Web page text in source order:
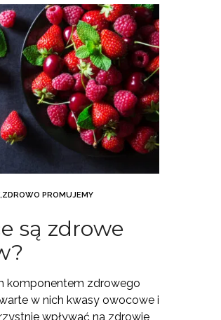
,ZDROWO PROMUJEMY
są zdrowe
komponentem zdrowego
w nich kwasy owocowe i
wpływać na zdrowie